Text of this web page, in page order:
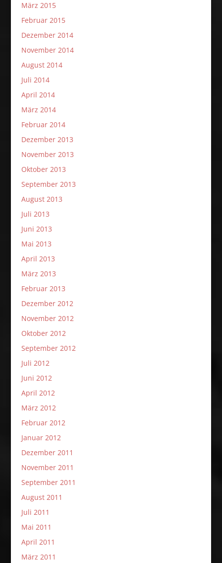
März 2015
Februar 2015
Dezember 2014
November 2014
August 2014
Juli 2014
April 2014
März 2014
Februar 2014
Dezember 2013
November 2013
Oktober 2013
September 2013
August 2013
Juli 2013
Juni 2013
Mai 2013
April 2013
März 2013
Februar 2013
Dezember 2012
November 2012
Oktober 2012
September 2012
Juli 2012
Juni 2012
April 2012
März 2012
Februar 2012
Januar 2012
Dezember 2011
November 2011
September 2011
August 2011
Juli 2011
Mai 2011
April 2011
März 2011